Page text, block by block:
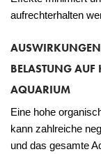
aufrechterhalten
BELASTUNG AUF
AQUARIUM
Eine hohe
kann zahlreiche
und das gesamte